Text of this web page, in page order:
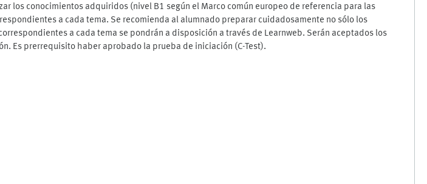
los conocimientos adquiridos (nivel B1 según el Marco común europeo de referencia para las
a cada tema. Se recomienda al alumnado preparar cuidadosamente no sólo los
a cada tema se pondrán a disposición a través de Learnweb. Serán aceptados los
Es prerrequisito haber aprobado la prueba de iniciación (C-Test).